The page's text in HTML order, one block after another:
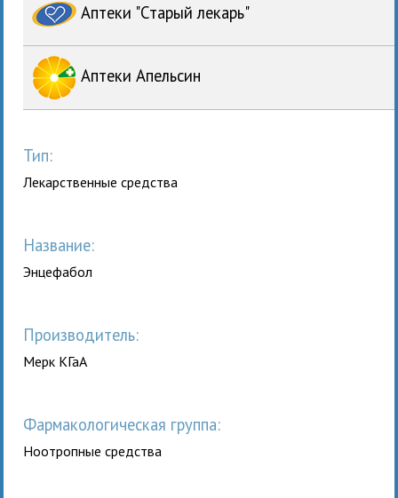
Аптеки "Старый лекарь"
Аптеки Апельсин
Тип:
Лекарственные средства
Название:
Энцефабол
Производитель:
Мерк КГаА
Фармакологическая группа:
Ноотропные средства